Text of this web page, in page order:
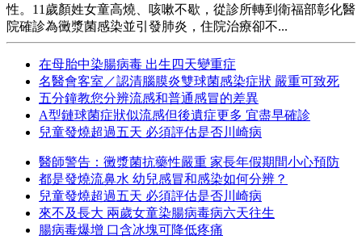
性。11歲顏姓女童高燒、咳嗽不歇，從診所轉到衛福部彰化醫
院確診為黴漿菌感染並引發肺炎，住院治療卻不...
在母胎中染腸病毒 出生四天變重症
名醫會客室／認清腦膜炎雙球菌感染症狀 嚴重可致死
五分鐘教您分辨流感和普通感冒的差異
A型鏈球菌症狀似流感但後遺症更多 宜盡早確診
兒童發燒超過五天 必須評估是否川崎病
醫師警告：黴漿菌抗藥性嚴重 家長年假期間小心預防
都是發燒流鼻水 幼兒感冒和感染如何分辨？
兒童發燒超過五天 必須評估是否川崎病
來不及長大 兩歲女童染腸病毒病六天往生
腸病毒爆增 口含冰塊可降低疼痛